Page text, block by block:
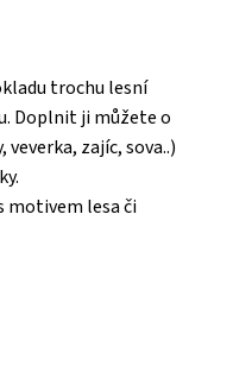
trochu lesní
Doplnit ji můžete o
zajíc, sova..)
motivem lesa či